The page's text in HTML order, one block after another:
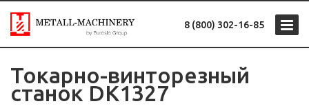
8 (800) 302-16-85
Токарно-винторезный
станок DK1327